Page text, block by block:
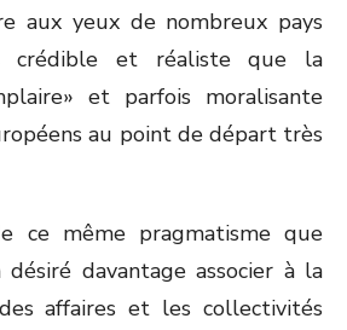
aux yeux de nombreux pays
crédible et réaliste que la
et parfois moralisante
au point de départ très
ce même pragmatisme que
désiré davantage associer à la
affaires et les collectivités